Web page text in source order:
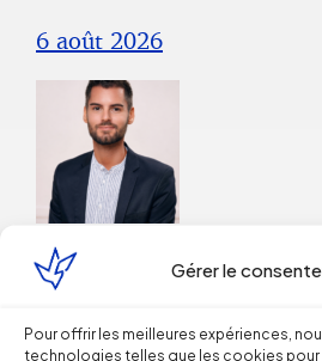
Gérer le
Pour offrir les meilleures expériences,
technologies telles que les cookies
6 août 2026
Droit du Travail
prime peut